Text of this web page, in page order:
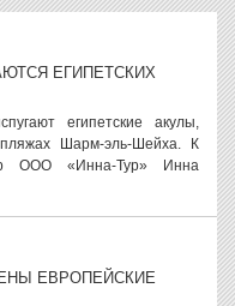
ЕГИПЕТСКИХ
египетские акулы,
Шарм-эль-Шейха. К
ООО «Инна-Тур» Инна
ЕВРОПЕЙСКИЕ